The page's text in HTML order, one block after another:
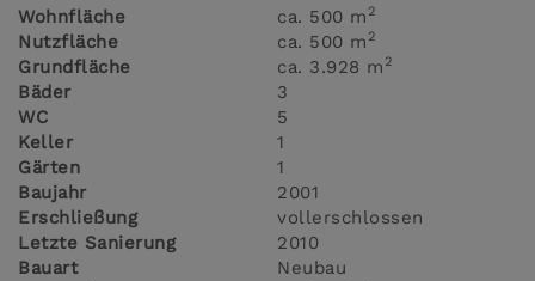
Wohnfläche
ca. 500 m 2
Nutzfläche ca. 500 m 2
Grundfläche ca. 3.928 m 2
Bäder
3
WC
5
Keller
1
Gärten
1
Baujahr
2001
Erschließung
vollerschlossen
Letzte Sanierung
2010
Bauart
Neubau